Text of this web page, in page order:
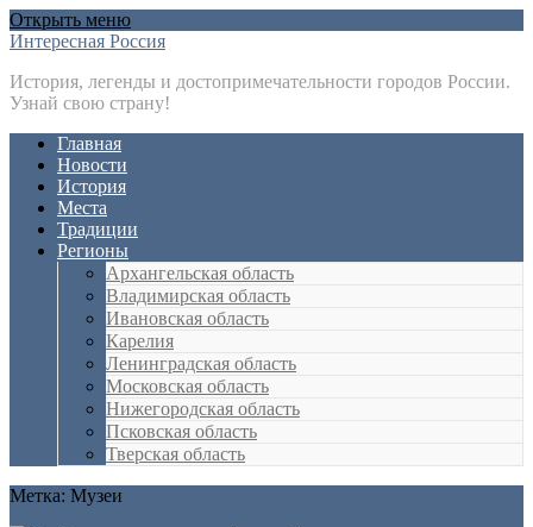
Открыть меню
Интересная Россия
История, легенды и достопримечательности городов России.
Узнай свою страну!
Главная
Новости
История
Места
Традиции
Регионы
Архангельская область
Владимирская область
Ивановская область
Карелия
Ленинградская область
Московская область
Нижегородская область
Псковская область
Тверская область
Метка: Музеи